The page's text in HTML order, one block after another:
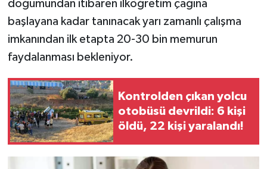
doğumundan itibaren ilköğretim çağına
başlayana kadar tanınacak yarı zamanlı çalışma
imkanından ilk etapta 20-30 bin memurun
faydalanması bekleniyor.
Kontrolden çıkan yolcu
otobüsü devrildi: 6 kişi
öldü, 22 kişi yaralandı!